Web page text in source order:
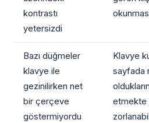
kontrastı
yetersizdi
Bazı düğmeler
klavye ile
gezinilirken net
bir çerçeve
göstermiyordu
Klavye
sayfada
etmekte